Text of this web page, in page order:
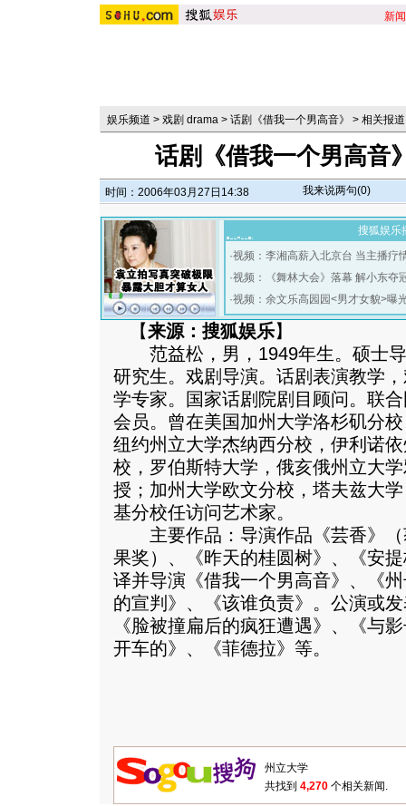
新闻
娱乐频道 > 戏剧 drama > 话剧《借我一个男高音》 > 相关报道
话剧《借我一个男高音
时间：2006年03月27日14:38 我来说两句(0)
搜狐娱乐
·视频：李湘高薪入北京台 当主播疗
·视频：《舞林大会》落幕 解小东夺
·视频：余文乐高园园<男才女貌>曝
【来源：搜狐娱乐】
范益松，男，1949年生。硕士导
研究生。戏剧导演。话剧表演教学
学专家。国家话剧院剧目顾问。联
会员。曾在美国加州大学洛杉矶分
纽约州立大学杰纳西分校，伊利诺
校，罗伯斯特大学，俄亥俄州立大
授；加州大学欧文分校，塔夫兹大
基分校任访问艺术家。
主要作品：导演作品《芸香》（
果奖）、《昨天的桂圆树》、《安
译并导演《借我一个男高音》、《
的宣判》、《该谁负责》。公演或
《脸被撞扁后的疯狂遭遇》、《与
开车的》、《菲德拉》等。
共找到 4,270 个相关新闻.